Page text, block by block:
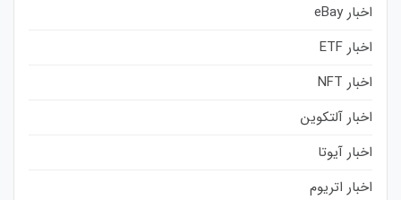
اخبار eBay
اخبار ETF
اخبار NFT
اخبار آلتکوین
اخبار آیوتا
اخبار اتریوم